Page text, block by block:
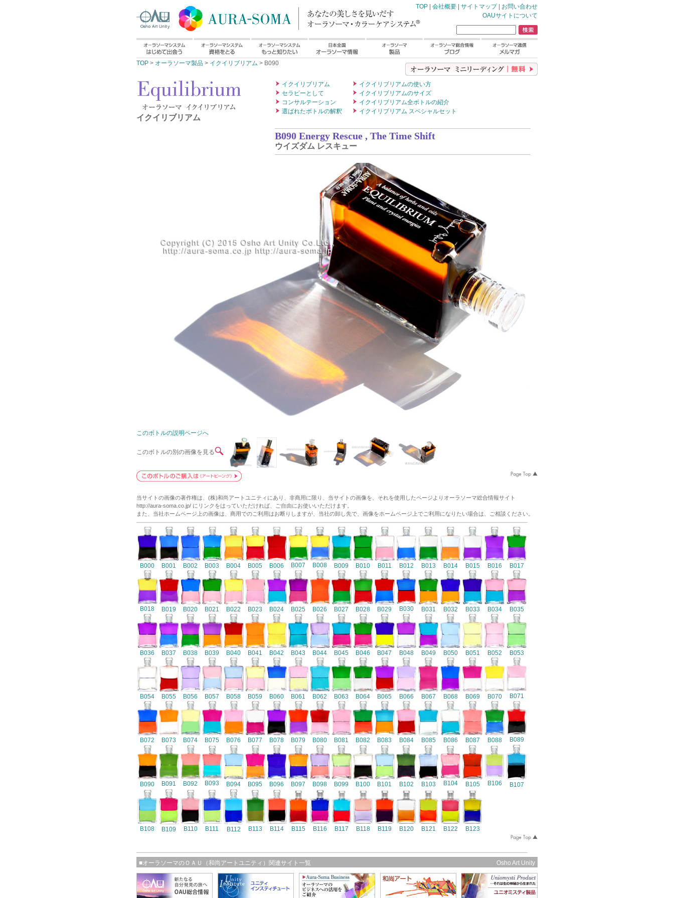
TOP | 会社概要 | サイトマップ| お問い合わせ
OAUサイトについて
TOP > オーラソーマ製品 > イクイリブリアム > B090
イクイリブリアム
イクイリブリアム
セラピーとして
コンサルテーション
選ばれたボトルの解釈
イクイリブリアムの使い方
イクイリブリアムのサイズ
イクイリブリアム全ボトルの紹介
イクイリブリアム スペシャルセット
B090 Energy Rescue , The Time Shift
ウイズダム レスキュー
このボトルの説明ページへ
このボトルの別の画像を見る
当サイトの画像の著作権は、(株)和尚アートユニティにあり、非商用に限り、当サイトの画像を、それを使用したページよりオーラソーマ総合情報サイト
http://aura-soma.co.jp/ にリンクをはっていただければ、ご自由にお使いいただけます。
また、当社ホームページ上の画像は、商用でのご利用はお断りしますが、当社の卸し先で、画像をホームページ上でご利用になりたい場合は、ご相談ください。
B000 B001 B002 B003 B004 B005 B006 B007 B008 B009 B010 B011 B012 B013 B014 B015 B016 B017
B018 B019 B020 B021 B022 B023 B024 B025 B026 B027 B028 B029 B030 B031 B032 B033 B034 B035
B036 B037 B038 B039 B040 B041 B042 B043 B044 B045 B046 B047 B048 B049 B050 B051 B052 B053
B054 B055 B056 B057 B058 B059 B060 B061 B062 B063 B064 B065 B066 B067 B068 B069 B070 B071
B072 B073 B074 B075 B076 B077 B078 B079 B080 B081 B082 B083 B084 B085 B086 B087 B088 B089
B090 B091 B092 B093 B094 B095 B096 B097 B098 B099 B100 B101 B102 B103 B104 B105 B106 B107
B108 B109 B110 B111 B112 B113 B114 B115 B116 B117 B118 B119 B120 B121 B122 B123
■オーラソーマのＯＡＵ（和尚アートユニティ）関連サイト一覧 Osho Art Unity